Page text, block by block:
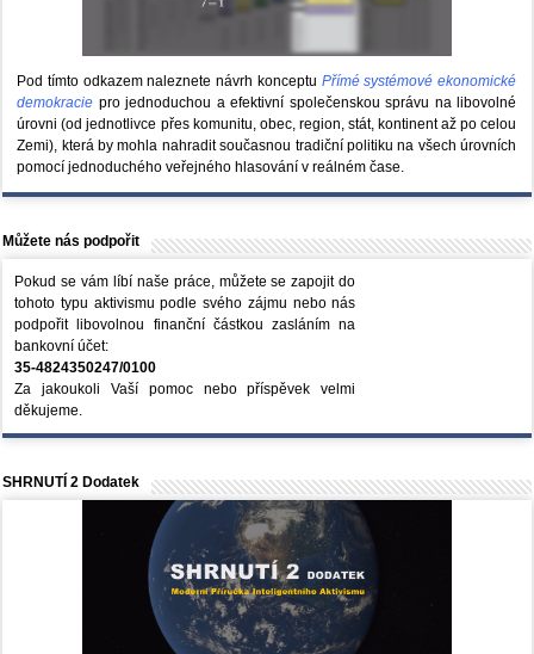
Pod tímto odkazem naleznete návrh konceptu Přímé systémové ekonomické
demokracie pro jednoduchou a efektivní společenskou správu na libovolné
úrovni (od jednotlivce přes komunitu, obec, region, stát, kontinent až po celou
Zemi), která by mohla nahradit současnou tradiční politiku na všech úrovních
pomocí jednoduchého veřejného hlasování v reálném čase.
Můžete nás podpořit
Pokud se vám líbí naše práce, můžete se zapojit do
tohoto typu aktivismu podle svého zájmu nebo nás
podpořit libovolnou finanční částkou zasláním na
bankovní účet:
35-4824350247/0100
Za jakoukoli Vaší pomoc nebo příspěvek velmi
děkujeme.
SHRNUTÍ 2 Dodatek